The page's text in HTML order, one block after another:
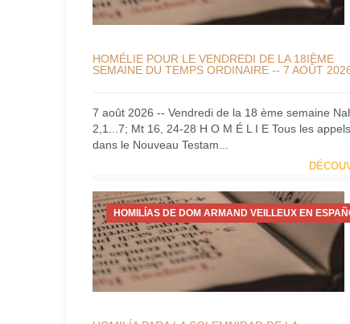
HOMÉLIE POUR LE VENDREDI DE LA 18IÈME
SEMAINE DU TEMPS ORDINAIRE -- 7 AOÛT
7 août 2026 -- Vendredi de la 18 ème semaine
2,1...7; Mt 16, 24-28 H O M É L I E Tous les appels
dans le Nouveau Testam...
HOMILÍAS DE DOM ARMAND VEILLEUX EN